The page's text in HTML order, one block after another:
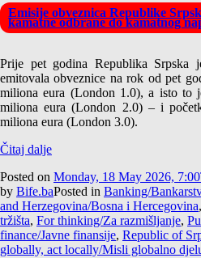
Emisije obveznica Republike
kamatne odbrane do kamatnog
Prije pet godina Republika Srpska
emitovala obveznice na rok od pet
miliona eura (London 1.0), a isto to
miliona eura (London 2.0) – i
miliona eura (London 3.0).
Čitaj dalje
Posted on Monday, 18 May 2026, 7:00
by Bife.baPosted in Banking/
and Herzegovina/Bosna i Hercegovina,
tržišta, For thinking/Za razmišljanje,
finance/Javne finansije, Republic of
globally, act locally/Misli globalno